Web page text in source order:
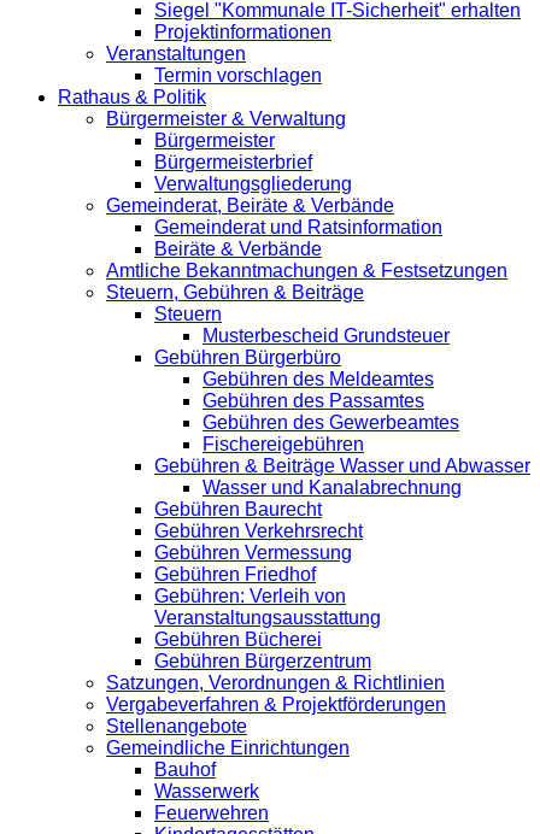
Siegel "Kommunale IT-Sicherheit" erhalten
Projektinformationen
Veranstaltungen
Termin vorschlagen
Rathaus & Politik
Bürgermeister & Verwaltung
Bürgermeister
Bürgermeisterbrief
Verwaltungsgliederung
Gemeinderat, Beiräte & Verbände
Gemeinderat und Ratsinformation
Beiräte & Verbände
Amtliche Bekanntmachungen & Festsetzungen
Steuern, Gebühren & Beiträge
Steuern
Musterbescheid Grundsteuer
Gebühren Bürgerbüro
Gebühren des Meldeamtes
Gebühren des Passamtes
Gebühren des Gewerbeamtes
Fischereigebühren
Gebühren & Beiträge Wasser und Abwasser
Wasser und Kanalabrechnung
Gebühren Baurecht
Gebühren Verkehrsrecht
Gebühren Vermessung
Gebühren Friedhof
Gebühren: Verleih von
Veranstaltungsausstattung
Gebühren Bücherei
Gebühren Bürgerzentrum
Satzungen, Verordnungen & Richtlinien
Vergabeverfahren & Projektförderungen
Stellenangebote
Gemeindliche Einrichtungen
Bauhof
Wasserwerk
Feuerwehren